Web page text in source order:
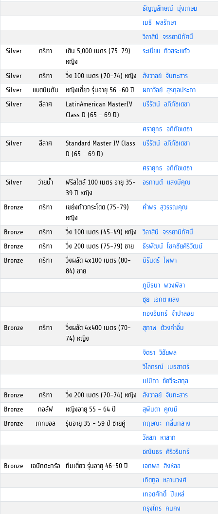
ธัญญลักษณ์ มุ่งเกษม
เมธี พลรักษา
วิลาสินี จรรยานิทัศนื
Silver
กรีฑา
เดิน 5,000 เมตร (75-79)
หญิง
ระเบียบ ทิวสระแก้ว
Silver กรีฑา วิ่ง 100 เมตร (70-74) หญิง
สังวาลย์ จันทะสาร
Silver
แบดมินตัน หญิงเดี่ยว รุ่นอายุ 56 -60 ปี
ผกาวัลย์ สุรกุลประภา
Silver
ลีลาศ
LatinAmerican MasterIV
Class D (65 - 69 ปี)
นรีรัตน์ อภิภัชเดชา
ศรายุทธ อภิภัชเดชา
Silver
ลีลาศ
Standard Master IV Class
D (65 - 69 ปี)
นรีรัตน์ อภิภัชเดชา
ศรายุทธ อภิภัชเดชา
Silver
ว่ายน้ำ
ฟรีสไตล์ 100 เมตร อายุ 35-
39 ปี หญิง
อรกานต์ แสงมีคุณ
Bronze กรีฑา
เขย่งก้าวกระโดด (75-79)
หญิง
คำพร สุวรรณคุณ
Bronze กรีฑา วิ่ง 100 เมตร (45-49) หญิง
วิลาสินี จรรยานิทัศนื
Bronze
กรีฑา วิ่ง 200 เมตร (75-79) ชาย
ธีรพัฒน์ โชคชัยศิริวัฒน์
Bronze
กรีฑา
วิ่งผลัด 4x100 เมตร (80-
84) ชาย
นิรันดร์ ไพพา
ภูมิธนา พวงพิลา
ซุย เอกตาแสง
ทองอินทร์ จำปาลอย
Bronze
กรีฑา
วิ่งผลัด 4x400 เมตร (70-
74) หญิง
สุภาพ ด้วงคำอิ่ม
จิตรา วิชัยพล
วิไลภรณ์ เมธสาตร์
เปมิกา ชัยวีระสกุล
Bronze
กรีฑา วิ่ง 200 เมตร (70-74) หญิง
สังวาลย์ จันทะสาร
Bronze
กอล์ฟ หญิงอายุ 55 - 64 ปี
สุพินดา คูณมี
Bronze
เกทบอล รุ่นอายุ 35 - 59 ปี ชายคู่
กฤษณะ กลิ่นกลาง
วัลลภ หาลาภ
ชณินธร ศิริวรินทร์
Bronze
เซปักตะกร้อ ทีมเดี่ยว รุ่นอายุ 46-50 ปี
เอกพล สิงห์ลอ
เทิดทูล หลานวงศ์
เทอดศักดิ์ ปีแหล่
กรุงไกร คนคง